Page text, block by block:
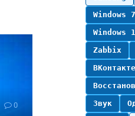
0
Windows 7
Windows
Zabbix
ВКонтакте
Звук